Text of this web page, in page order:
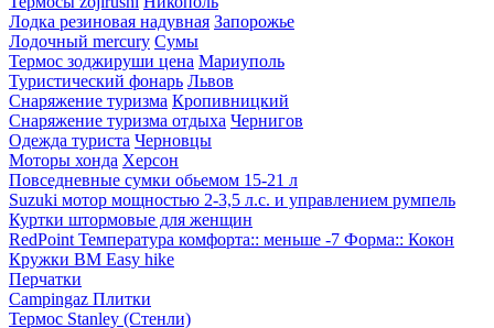
Лодка резиновая надувная Запорожье
Лодочный mercury Сумы
Термос зоджируши цена Мариуполь
Туристический фонарь Львов
Снаряжение туризма Кропивницкий
Снаряжение туризма отдыха Чернигов
Одежда туриста Черновцы
Моторы хонда Херсон
Повседневные сумки обьемом 15-21 л
Suzuki мотор мощностью 2-3,5 л.с. и управлением румпель
Куртки штормовые для женщин
RedPoint Температура комфорта:: меньше -7 Форма:: Кокон
Кружки BM Easy hike
Перчатки
Campingaz Плитки
Термос Stanley (Стенли)